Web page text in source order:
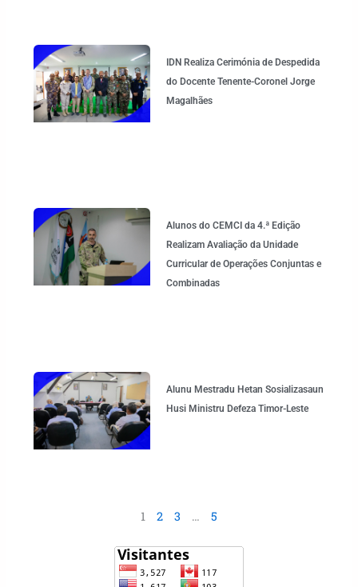
IDN Realiza Cerimónia de Despedida
do Docente Tenente-Coronel Jorge
Magalhães
Alunos do CEMCI da 4.ª Edição
Realizam Avaliação da Unidade
Curricular de Operações Conjuntas e
Combinadas
Alunu Mestradu Hetan Sosializasaun
Husi Ministru Defeza Timor-Leste
1 2 3 … 5